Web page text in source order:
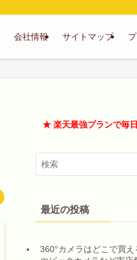
会社情報 サイトマップ
★ 楽天最強プランで毎
最近の投稿
360°カメラはどこで買